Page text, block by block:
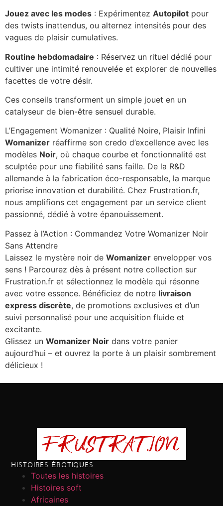
Jouez avec les modes : Expérimentez Autopilot pour
des twists inattendus, ou alternez intensités pour des
vagues de plaisir cumulatives.
Routine hebdomadaire : Réservez un rituel dédié pour
cultiver une intimité renouvelée et explorer de nouvelles
facettes de votre désir.
Ces conseils transforment un simple jouet en un
catalyseur de bien-être sensuel durable.
L’Engagement Womanizer : Qualité Noire, Plaisir Infini
Womanizer réaffirme son credo d’excellence avec les
modèles Noir, où chaque courbe et fonctionnalité est
sculptée pour une fiabilité sans faille. De la R&D
allemande à la fabrication éco-responsable, la marque
priorise innovation et durabilité. Chez Frustration.fr,
nous amplifions cet engagement par un service client
passionné, dédié à votre épanouissement.
Passez à l’Action : Commandez Votre Womanizer Noir
Sans Attendre
Laissez le mystère noir de Womanizer envelopper vos
sens ! Parcourez dès à présent notre collection sur
Frustration.fr et sélectionnez le modèle qui résonne
avec votre essence. Bénéficiez de notre livraison
express discrète, de promotions exclusives et d’un
suivi personnalisé pour une acquisition fluide et
excitante.
Glissez un Womanizer Noir dans votre panier
aujourd’hui – et ouvrez la porte à un plaisir sombrement
délicieux !
HISTOIRES ÉROTIQUES
Toutes les histoires
Histoires soft
Africaines